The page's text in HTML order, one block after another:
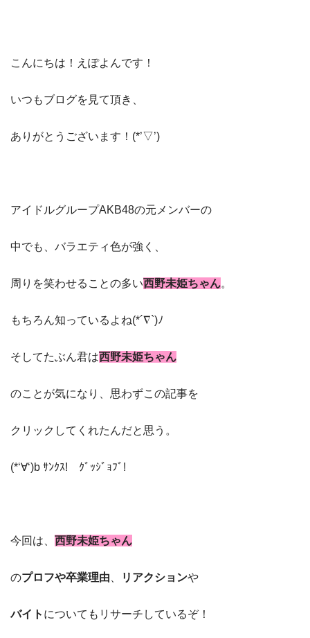
こんにちは！えぽよんです！
いつもブログを見て頂き、
ありがとうございます！(*’▽’)
アイドルグループAKB48の元メンバーの
中でも、バラエティ色が強く、
周りを笑わせることの多い西野未姫ちゃん。
もちろん知っているよね(*´∇`)ﾉ
そしてたぶん君は西野未姫ちゃん
のことが気になり、思わずこの記事を
クリックしてくれたんだと思う。
(*‘∀‘)b ｻﾝｸｽ! ｸﾞｯｼﾞｮﾌﾞ!
今回は、 西野未姫ちゃん
のプロフや卒業理由 リアクションや
バイト についてもリサーチしているぞ！